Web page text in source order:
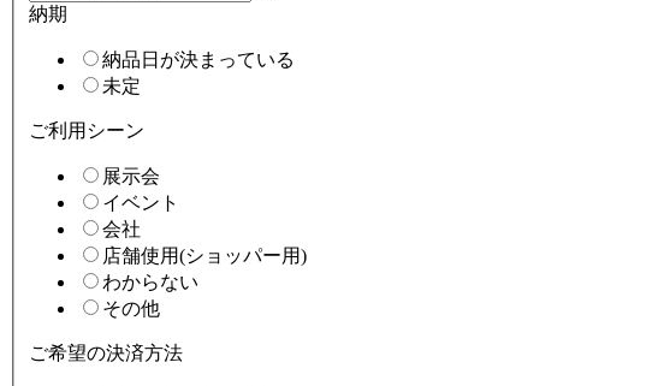
納期
納品日が決まっている
未定
ご利用シーン
展示会
イベント
会社
店舗使用(ショッパー用)
わからない
その他
ご希望の決済方法